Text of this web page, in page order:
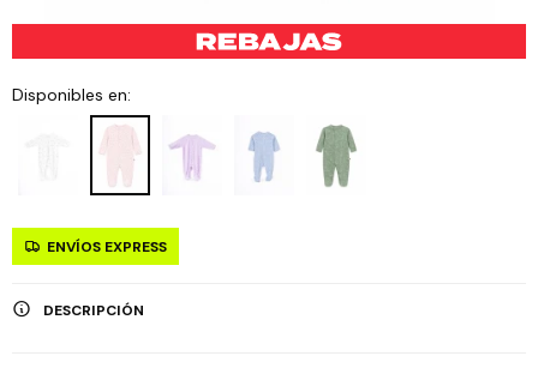
Disponibles en:
ENVÍOS EXPRESS
DESCRIPCIÓN